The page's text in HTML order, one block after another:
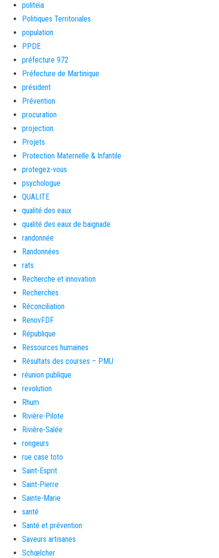
politeia
Politiques Territoriales
population
PPDE
préfecture 972
Préfecture de Martinique
président
Prévention
procuration
projection
Projets
Protection Maternelle & Infantile
protegez-vous
psychologue
QUALITE
qualité des eaux
qualité des eaux de baignade
randonnée
Randonnées
rats
Recherche et innovation
Recherches
Réconciliation
RenovFDF
République
Ressources humaines
Résultats des courses – PMU
réunion publique
revolution
Rhum
Rivière-Pilote
Rivière-Salée
rongeurs
rue case toto
Saint-Esprit
Saint-Pierre
Sainte-Marie
santé
Santé et prévention
Saveurs artisanes
Schœlcher